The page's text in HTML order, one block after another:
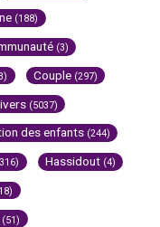
(188)
(3)
Couple (297)
(5037)
des enfants (244)
Hassidout (4)
(51)